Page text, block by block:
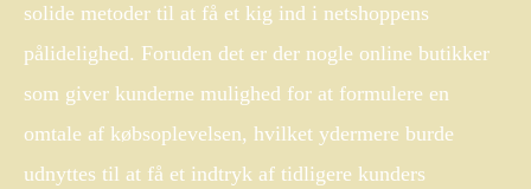
solide metoder til at få et kig ind i netshoppens
pålidelighed. Foruden det er der nogle online butikker
som giver kunderne mulighed for at formulere en
omtale af købsoplevelsen, hvilket ydermere burde
udnyttes til at få et indtryk af tidligere kunders